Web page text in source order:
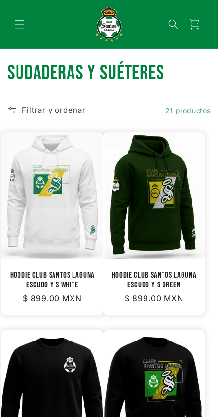
al contenido
Carrito
C
c
c
i
ó
n
Sudaderas y Suéteres
Filtrar y ordenar 21 productos
HOODIE CLUB SANTOS LAGUNA
ESCUDO Y S WHITE
Precio
$ 899.00 MXN
HOODIE CLUB SANTOS LAGUNA
ESCUDO Y S GREEN
Precio
$ 899.00 MXN